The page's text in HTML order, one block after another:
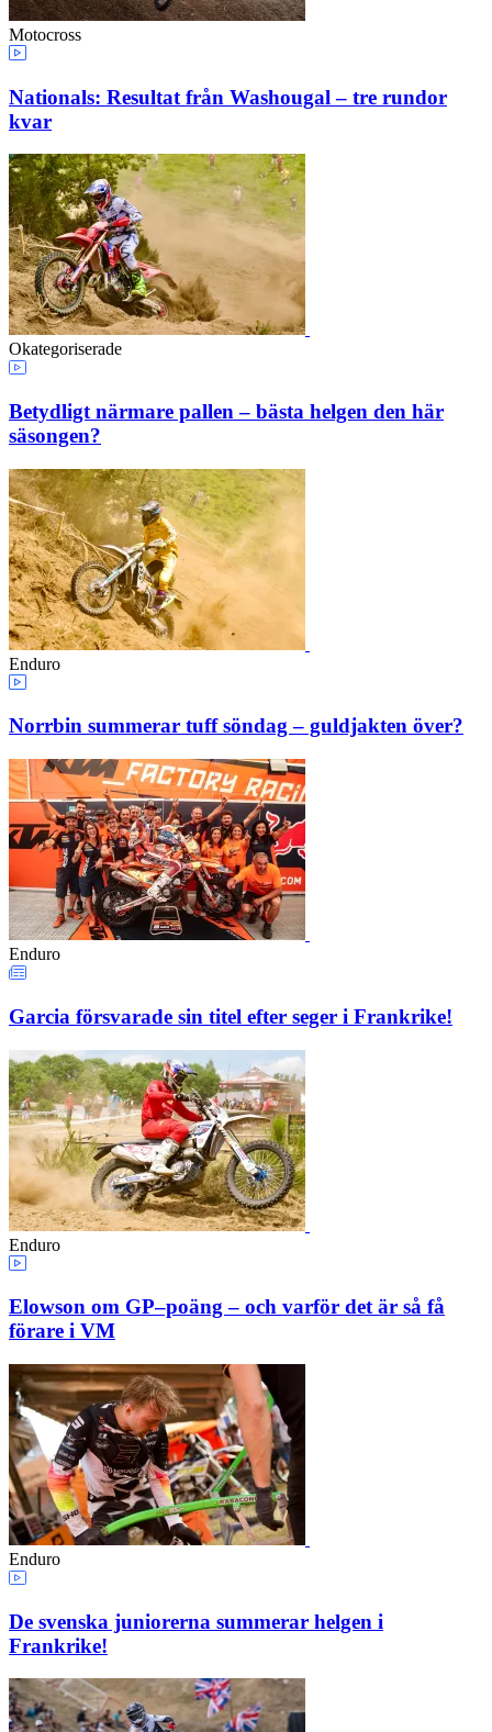
Motocross
Nationals: Resultat från Washougal – tre rundor
kvar
Okategoriserade
Betydligt närmare pallen – bästa helgen den här
säsongen?
Enduro
Norrbin summerar tuff söndag – guldjakten över?
Enduro
Garcia försvarade sin titel efter seger i Frankrike!
Enduro
Elowson om GP–poäng – och varför det är så få
förare i VM
Enduro
De svenska juniorerna summerar helgen i
Frankrike!